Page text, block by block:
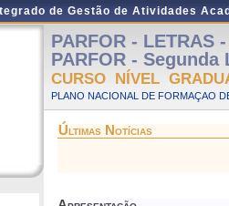
de Gestão de Atividades
PARFOR - LETRAS
PARFOR -
CURSO NÍVEL
PLANO NACIONAL DE FORMAÇAO
Últimas Notícias